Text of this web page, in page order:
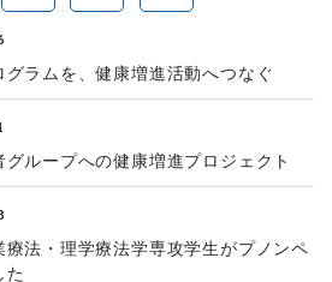
ラムを、健康増進活動へつなぐ
ループへの健康増進プロジェクト
法・理学療法学専攻学生がプノンペ
た